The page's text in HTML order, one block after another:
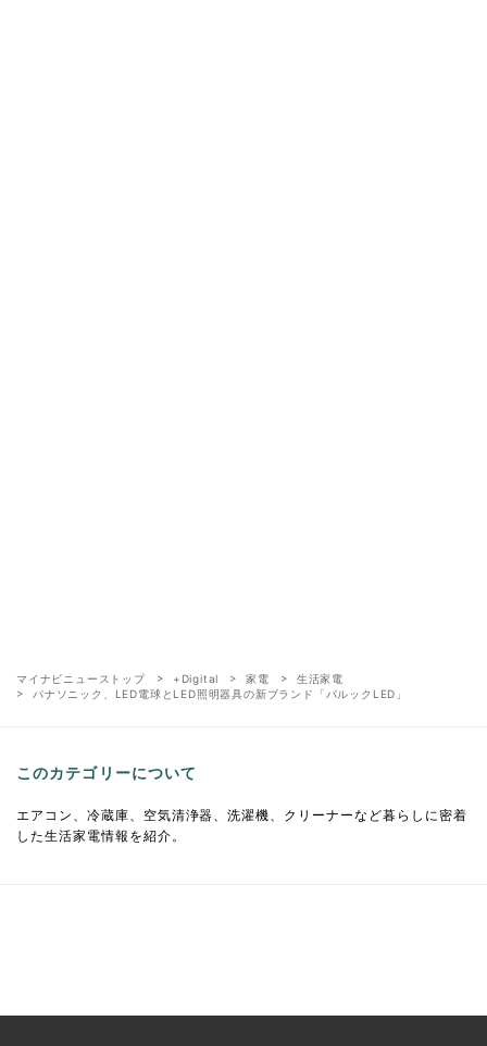
マイナビニューストップ +Digital 家電
生活家電
パナソニック、LED電球とLED照明器具の新ブランド「パルックLED」
このカテゴリーについて
エアコン、冷蔵庫、空気清浄器、洗濯機、クリーナーなど暮らしに密着
した生活家電情報を紹介。